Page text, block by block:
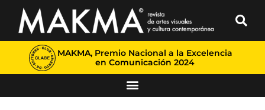
MAKMA, Premio Nacional a la Excelencia
en Comunicación 2024